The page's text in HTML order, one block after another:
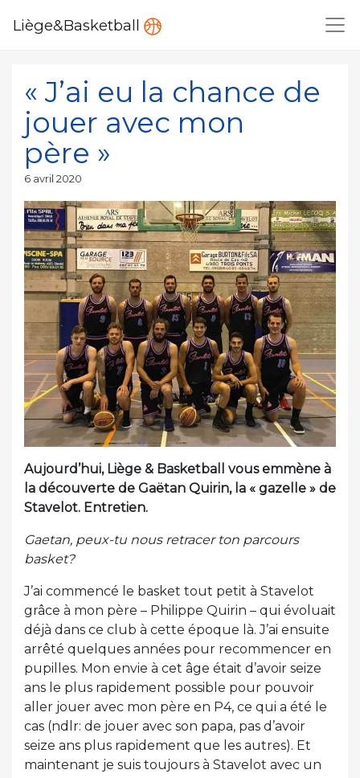
Liège&Basketball
« J’ai eu la chance de
jouer avec mon
père »
Publié
6 avril 2020
Aujourd’hui, Liège & Basketball vous emmène à
la découverte de Gaëtan Quirin, la « gazelle » de
Stavelot. Entretien.
Gaetan, peux-tu nous retracer ton parcours
basket?
J’ai commencé le basket tout petit à Stavelot
grâce à mon père – Philippe Quirin – qui évoluait
déjà dans ce club à cette époque là. J’ai ensuite
arrêté quelques années pour recommencer en
pupilles. Mon envie à cet âge était d’avoir seize
ans le plus rapidement possible pour pouvoir
aller jouer avec mon père en P4, ce qui a été le
cas (ndlr: de jouer avec son papa, pas d’avoir
seize ans plus rapidement que les autres). Et
maintenant je suis toujours à Stavelot avec un